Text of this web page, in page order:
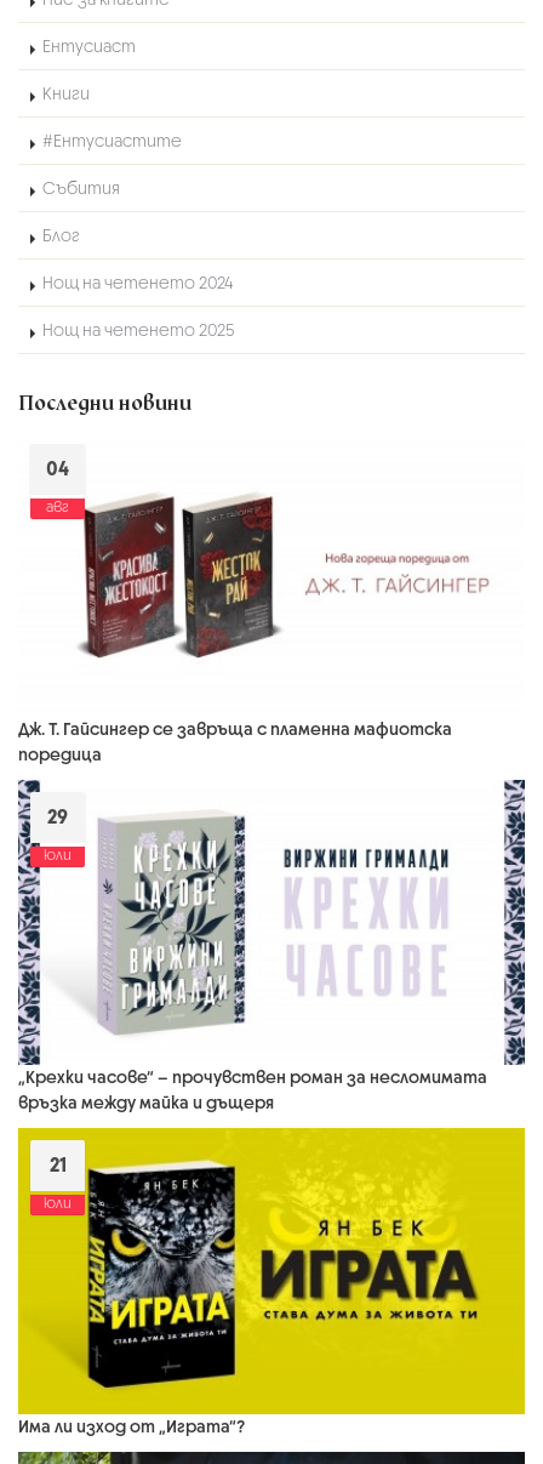
Ентусиаст
Книги
#Ентусиастите
Събития
Блог
Нощ на четенето 2024
Нощ на четенето 2025
Последни новини
04
авг
Дж. Т. Гайсингер се завръща с пламенна мафиотска
поредица
29
юли
„Крехки часове“ – прочувствен роман за несломимата
връзка между майка и дъщеря
21
юли
Има ли изход от „Играта“?